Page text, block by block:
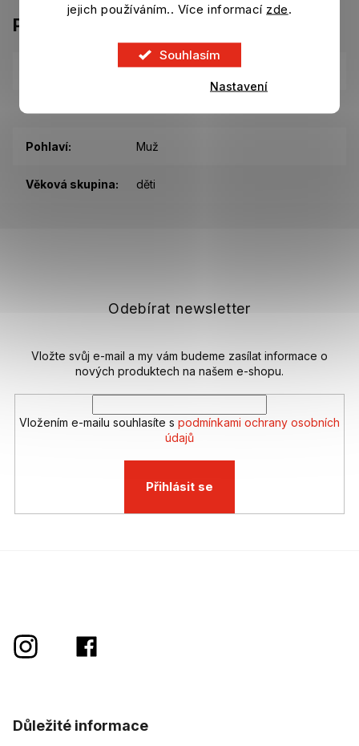
jejich používáním.. Více informací zde.
Souhlasím
Nastavení
Parametry
Dětské oblečení Paris Saint Germain
Pohlaví: Muž
Věková skupina: děti
Odebírat newsletter
Vložte svůj e-mail a my vám budeme zasílat informace o
nových produktech na našem e-shopu.
Vložením e-mailu souhlasíte s podmínkami ochrany osobních
údajů
Přihlásit se
Důležité informace